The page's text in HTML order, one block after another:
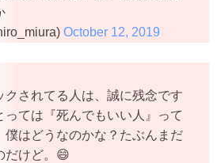
October 12, 2019
クされてる人は、誠に残念です
っては『死んでもいい人』って
僕はどうなのかな？たぶんまだ
だけど。😄